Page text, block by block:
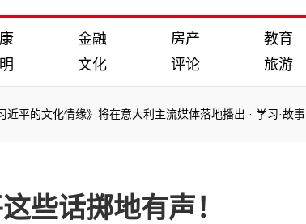
金融 房产 教育
文化 评论 旅游
情缘》将在意大利主流媒体落地播出·学习·故事丨习近平
情缘》将在意大利主流媒体落地播出
些话掷地有声！